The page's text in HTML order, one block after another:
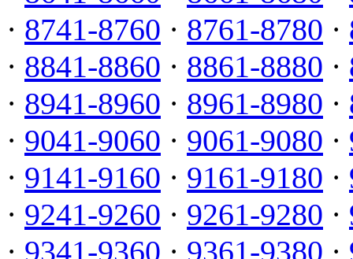
· 8741-8760 · 8761-8780 ·
· 8841-8860 · 8861-8880 ·
· 8941-8960 · 8961-8980 ·
· 9041-9060 · 9061-9080 ·
· 9141-9160 · 9161-9180 ·
· 9241-9260 · 9261-9280 ·
· 9341-9360 · 9361-9380 ·